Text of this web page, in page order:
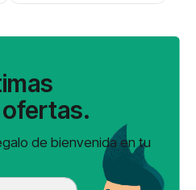
de bienvenida en tu